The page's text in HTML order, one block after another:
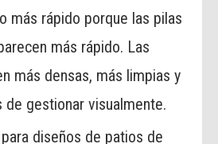
más rápido porque las pilas
más rápido. Las
más densas, más limpias y
gestionar visualmente.
diseños de patios de